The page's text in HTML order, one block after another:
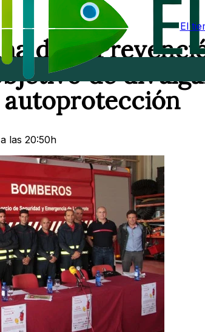
El
de la
de
las 20:50h